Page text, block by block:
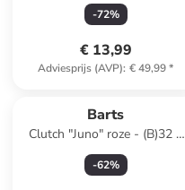
-72%
€ 13,99
Adviesprijs (AVP): € 49,99*
Barts
Clutch "Juno" roze - (B)32 x
(H)22 cm
-62%